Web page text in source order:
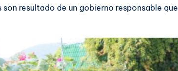
resultado de un gobierno responsable que